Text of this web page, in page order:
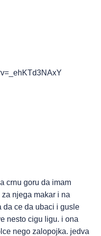
crnu goru da imam
njega makar i na
da ce da ubaci i gusle
nesto cigu ligu. i ona
nego zalopojka. jedva